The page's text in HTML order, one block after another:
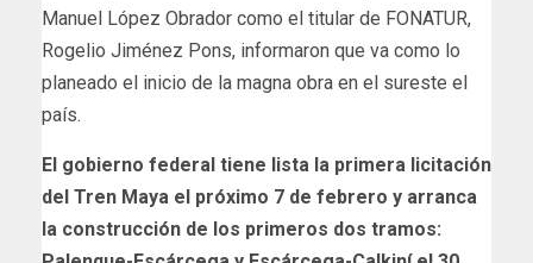
Manuel López Obrador como el titular de FONATUR,
Rogelio Jiménez Pons, informaron que va como lo
planeado el inicio de la magna obra en el sureste el
país.
El gobierno federal tiene lista la primera licitación
del Tren Maya el próximo 7 de febrero y arranca
la construcción de los primeros dos tramos: